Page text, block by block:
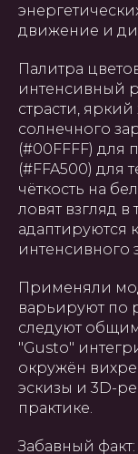
движение и
Палитра
интенсивный
страсти,
солнечного
(#00FFFF) для
(#FFA500) для
чёткость на
ловят взгляд
адаптируются
интенсивного
Применяли
варьируют по
следуют
"Gusto"
окружён
эскизы и 3D-
практике.
Забавный